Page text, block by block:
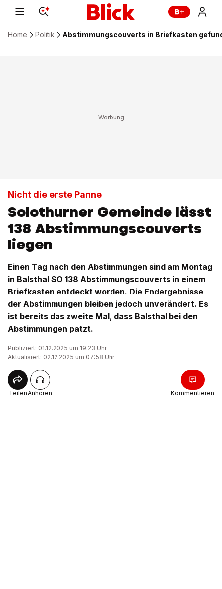
Home Politik Abstimmungscouverts in Briefkasten
Nicht die erste Panne
Solothurner Gemeinde lässt
138 Abstimmungscouverts
liegen
Einen Tag nach den Abstimmungen sind am Montag
in Balsthal SO 138 Abstimmungscouverts in einem
Briefkasten entdeckt worden. Die Endergebnisse
der Abstimmungen bleiben jedoch unverändert. Es
ist bereits das zweite Mal, dass Balsthal bei den
Abstimmungen patzt.
Publiziert: 01.12.2025 um 19:23 Uhr
Aktualisiert: 02.12.2025 um 07:58 Uhr
TeilenAnhören Kommentieren